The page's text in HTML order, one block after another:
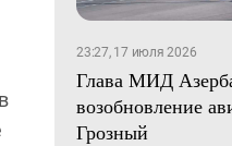
23:27, 17 июля 2026
Глава МИД
возобновление
Грозный